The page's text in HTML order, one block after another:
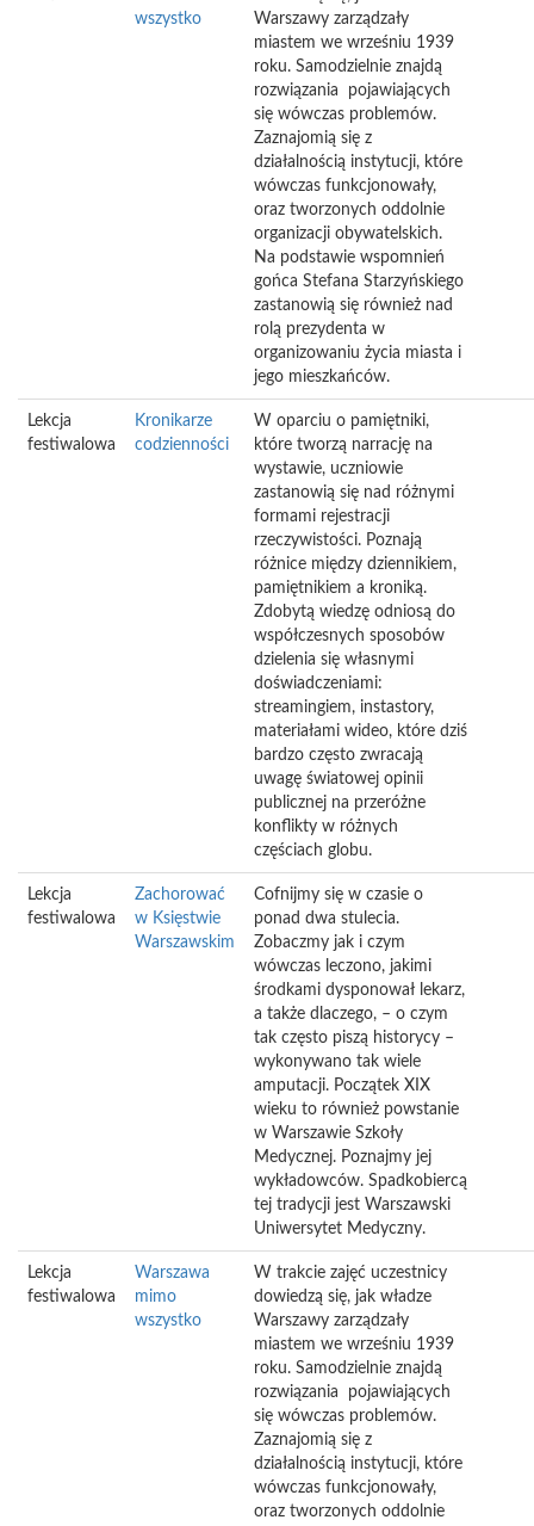
wszystko
Warszawy zarządzały
miastem we wrześniu 1939
roku. Samodzielnie znajdą
rozwiązania pojawiających
się wówczas problemów.
Zaznajomią się z
działalnością instytucji, które
wówczas funkcjonowały,
oraz tworzonych oddolnie
organizacji obywatelskich.
Na podstawie wspomnień
gońca Stefana Starzyńskiego
zastanowią się również nad
rolą prezydenta w
organizowaniu życia miasta i
jego mieszkańców.
Lekcja
festiwalowa
Kronikarze
codzienności
W oparciu o pamiętniki,
które tworzą narrację na
wystawie, uczniowie
zastanowią się nad różnymi
formami rejestracji
rzeczywistości. Poznają
różnice między dziennikiem,
pamiętnikiem a kroniką.
Zdobytą wiedzę odniosą do
współczesnych sposobów
dzielenia się własnymi
doświadczeniami:
streamingiem, instastory,
materiałami wideo, które dziś
bardzo często zwracają
uwagę światowej opinii
publicznej na przeróżne
konflikty w różnych
częściach globu.
Lekcja
festiwalowa
Zachorować
w Księstwie
Warszawskim
Cofnijmy się w czasie o
ponad dwa stulecia.
Zobaczmy jak i czym
wówczas leczono, jakimi
środkami dysponował lekarz,
a także dlaczego, – o czym
tak często piszą historycy –
wykonywano tak wiele
amputacji. Początek XIX
wieku to również powstanie
w Warszawie Szkoły
Medycznej. Poznajmy jej
wykładowców. Spadkobiercą
tej tradycji jest Warszawski
Uniwersytet Medyczny.
Lekcja
festiwalowa
Warszawa
mimo
wszystko
W trakcie zajęć uczestnicy
dowiedzą się, jak władze
Warszawy zarządzały
miastem we wrześniu 1939
roku. Samodzielnie znajdą
rozwiązania pojawiających
się wówczas problemów.
Zaznajomią się z
działalnością instytucji, które
wówczas funkcjonowały,
oraz tworzonych oddolnie